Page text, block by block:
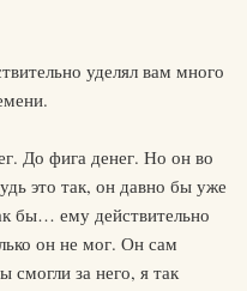
уделял вам много
До фига денег. Но он во
это так, он давно бы уже
бы… ему действительно
он не мог. Он сам
смогли за него, я так